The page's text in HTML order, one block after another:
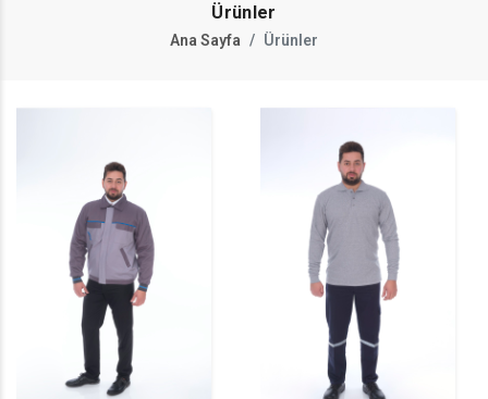
Ürünler
Ana Sayfa Ürünler